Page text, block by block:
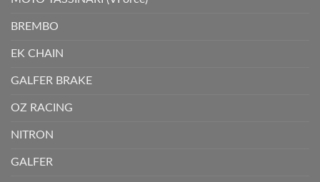
BREMBO
EK CHAIN
GALFER BRAKE
OZ RACING
NITRON
GALFER